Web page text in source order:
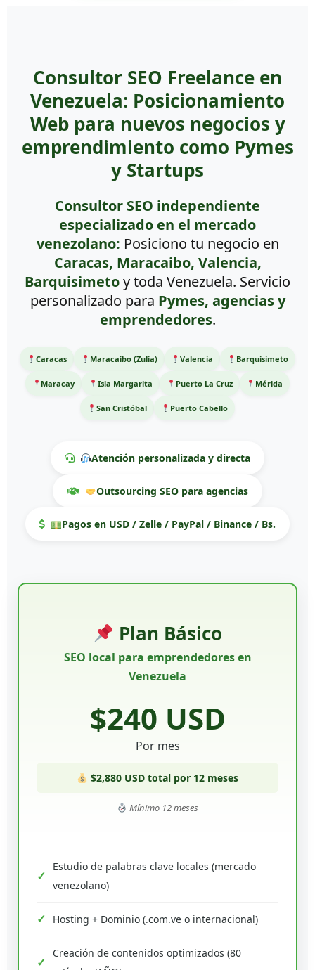
Consultor SEO Freelance en
Venezuela: Posicionamiento
Web para nuevos negocios y
emprendimiento como Pymes
y Startups
Consultor SEO independiente
especializado en el mercado
venezolano: Posiciono tu negocio en
Caracas, Maracaibo, Valencia,
Barquisimetoy toda Venezuela. Servicio
personalizado para Pymes, agencias y
emprendedores.
Caracas Maracaibo (Zulia) Valencia Barquisimeto
Maracay Isla Margarita Puerto La Cruz Mérida
San Cristóbal Puerto Cabello
Atención personalizada y directa
Outsourcing SEO para agencias
Pagos en USD / Zelle / PayPal / Binance / Bs.
Plan Básico
SEO local para emprendedores en
Venezuela
$240 USD
Por mes
$2,880 USD total por 12 meses
Mínimo 12 meses
Estudio de palabras clave locales (mercado
venezolano)
Hosting + Dominio (.com.ve o internacional)
Creación de contenidos optimizados (80